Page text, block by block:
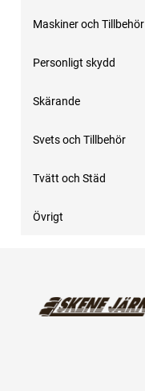
Maskiner och Tillbehör
Personligt skydd
Skärande
Svets och Tillbehör
Tvätt och Städ
Övrigt